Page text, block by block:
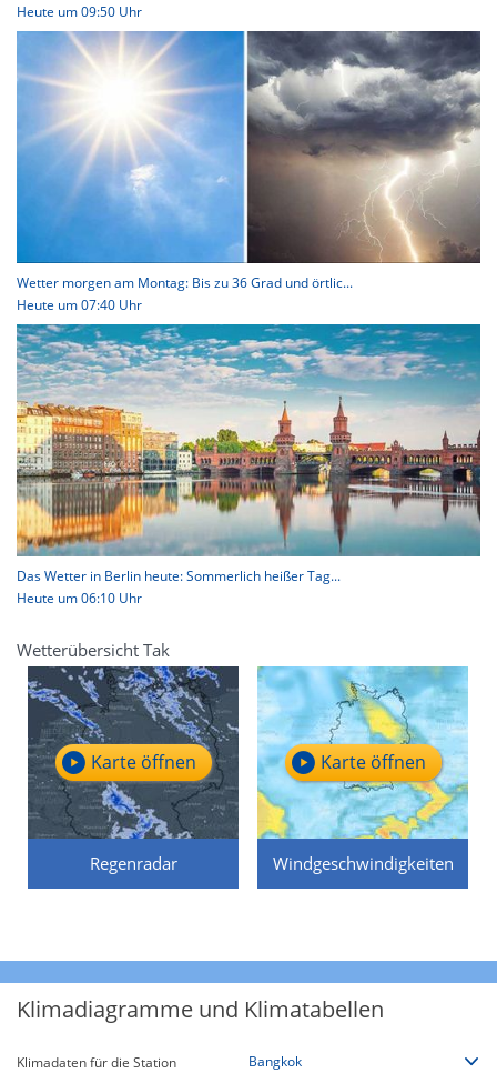
Heute um 09:50 Uhr
Wetter morgen am Montag: Bis zu 36 Grad und örtlic...
Heute um 07:40 Uhr
Das Wetter in Berlin heute: Sommerlich heißer Tag...
Heute um 06:10 Uhr
Wetterübersicht Tak
Regenradar
Karte öffnen
Windgeschwindigkeiten
Karte öffnen
Klimadiagramme und Klimatabellen
Klimadaten für die Station